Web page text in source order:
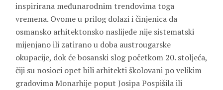
inspirirana međunarodnim trendovima toga
vremena. Ovome u prilog dolazi i činjenica da
osmansko arhitektonsko naslijeđe nije sistematski
mijenjano ili zatirano u doba austrougarske
okupacije, dok će bosanski slog početkom 20. stoljeća,
čiji su nosioci opet bili arhitekti školovani po velikim
gradovima Monarhije poput Josipa Pospišila ili